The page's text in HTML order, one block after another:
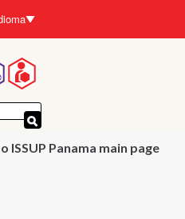
ISSUP Panama main page